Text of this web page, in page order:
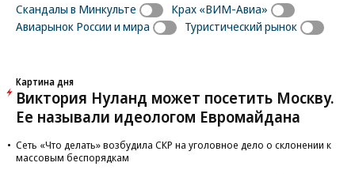
Скандалы в Минкульте
Крах «ВИМ-Авиа»
Авиарынок России и мира
Туристический рынок
Картина дня
Виктория Нуланд может посетить Москву.
Ее называли идеологом Евромайдана
Сеть «Что делать» возбудила СКР на уголовное дело о склонении к
массовым беспорядкам